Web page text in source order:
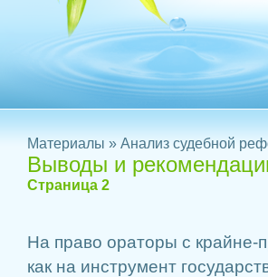
Материалы » Анализ судебной
Выводы и
Страница 2
На право ораторы с крайне-
как на инструмент